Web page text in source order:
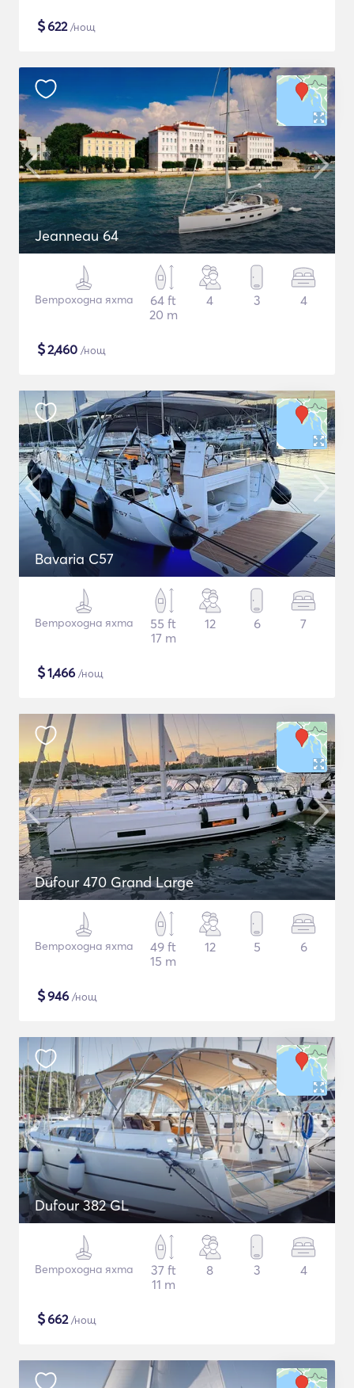
$622/нощ
Jeanneau 64
Ветроходна яхта
64 ft
20 m
4 3 4
$2,460 /нощ
Bavaria C57
Ветроходна яхта
55 ft
17 m
12 6 7
$1,466 /нощ
Dufour 470 Grand Large
Ветроходна яхта
49 ft
15 m
12 5 6
$946 /нощ
Dufour 382 GL
Ветроходна яхта
37 ft
11 m
8 3 4
$662/нощ